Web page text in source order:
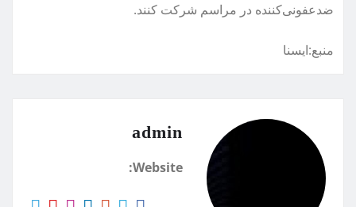
ضدعفونی‌کننده در مراسم شرکت کنند.
منبع:ایسنا
admin
Website: